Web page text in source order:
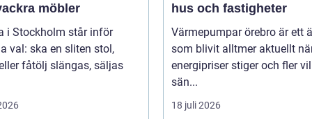
möbler
i Stockholm står inför
val: ska en sliten stol,
fåtölj slängas, säljas
hus och fastigheter
Värmepumpar örebro är ett
som blivit alltmer aktuellt
energipriser stiger och fler
sän...
18 juli 2026